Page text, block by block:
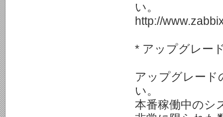
い。
http://
* アップグレー
アップグレード
い。
本番稼働中のシ